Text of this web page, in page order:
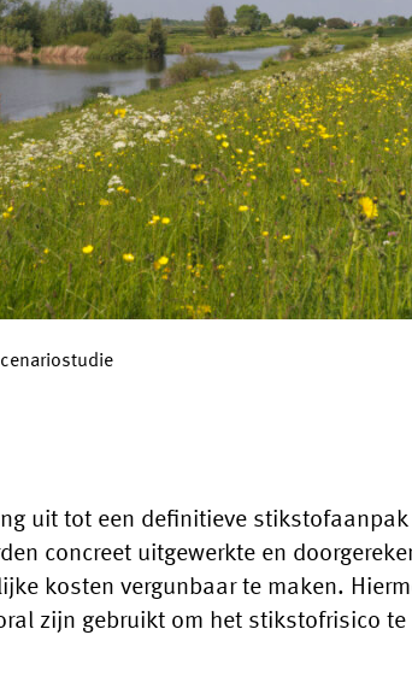
uit tot een definitieve
concreet uitgewerkte en
kosten vergunbaar te maken.
zijn gebruikt om het stikstofrisico